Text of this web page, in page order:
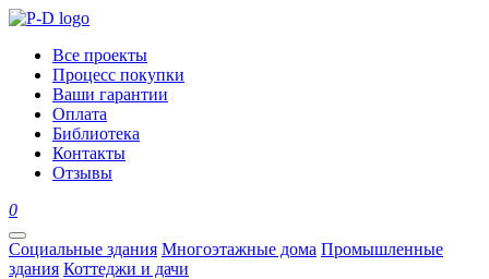
Все проекты
Процесс покупки
Ваши гарантии
Оплата
Библиотека
Контакты
Отзывы
0
Социальные здания Многоэтажные дома Промышленные
здания Коттеджи и дачи